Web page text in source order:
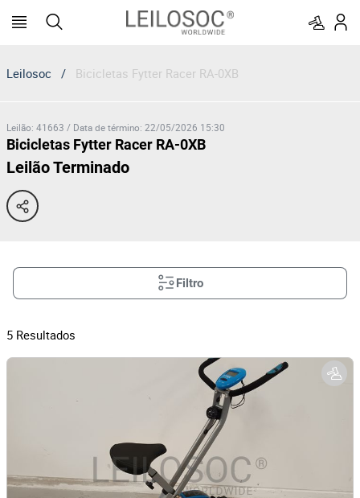
Leilosoc / Bicicletas Fytter Racer RA-0XB
Leilão: 41663 / Data de término: 22/05/2026 15:30
Bicicletas Fytter Racer RA-0XB
Leilão Terminado
Filtro
5 Resultados